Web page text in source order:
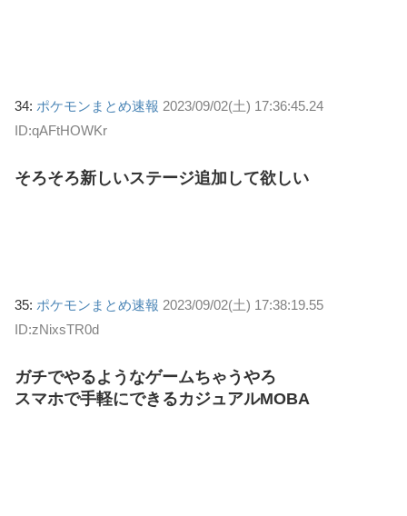
34: ポケモンまとめ速報 2023/09/02(土) 17:36:45.24
ID:qAFtHOWKr
そろそろ新しいステージ追加して欲しい
35: ポケモンまとめ速報 2023/09/02(土) 17:38:19.55
ID:zNixsTR0d
ガチでやるようなゲームちゃうやろ
スマホで手軽にできるカジュアルMOBA